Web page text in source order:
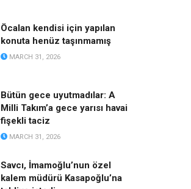
Öcalan kendisi için yapılan
konuta henüz taşınmamış
MARCH 31, 2026
Bütün gece uyutmadılar: A
Milli Takım’a gece yarısı havai
fişekli taciz
MARCH 31, 2026
Savcı, İmamoğlu’nun özel
kalem müdürü Kasapoğlu’na